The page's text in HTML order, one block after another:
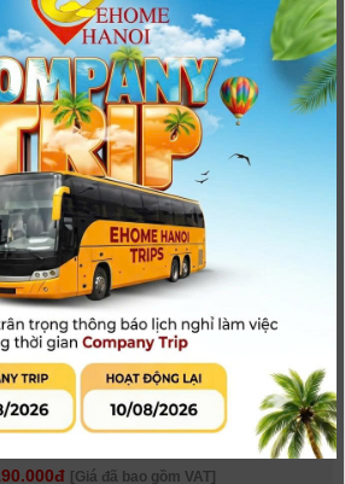
| CHÍNH HÃNG
giá)
[Giá đã bao gồm VAT]